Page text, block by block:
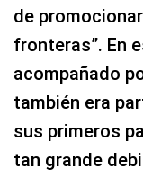
de
fronteras”. En
acompañado
también era
sus primeros
tan grande